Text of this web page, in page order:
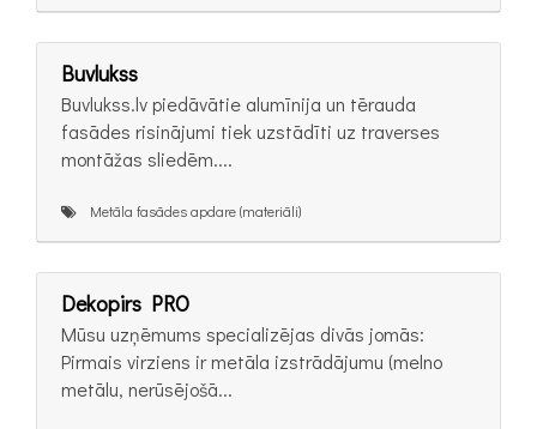
Buvlukss
Buvlukss.lv piedāvātie alumīnija un tērauda
fasādes risinājumi tiek uzstādīti uz traverses
montāžas sliedēm....
Metāla fasādes apdare (materiāli)
Dekopirs PRO
Mūsu uzņēmums specializējas divās jomās:
Pirmais virziens ir metāla izstrādājumu (melno
metālu, nerūsējošā...